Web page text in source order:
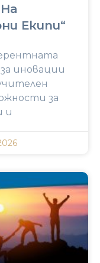
Екипи“
иновации
за
и